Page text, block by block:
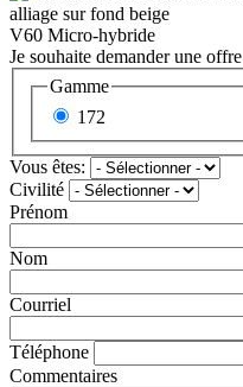
V60 Micro-hybride
Je souhaite demander une offre
Gamme
172
Vous êtes:
Civilité
Prénom
Nom
Courriel
Téléphone
Commentaires